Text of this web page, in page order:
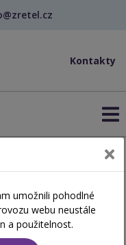
Kontakty
služby
umožnili pohodlné
webu neustále
a použitelnost.